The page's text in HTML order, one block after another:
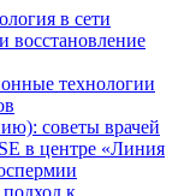
в сети
восстановление
технологии
советы врачей
в центре «Линия
к